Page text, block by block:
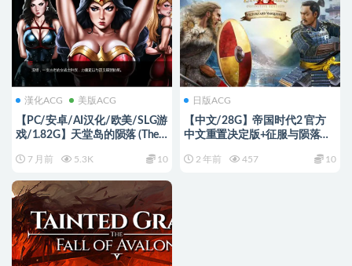
漢化ACG 美版ACG
【PC/安卓/AI汉化/欧美/SLG游
戏/1.82G】天堂岛的陨落 (The
版+PC+安卓+欧美SLG游戏
7 月前 5.3K 10
日版ACG
【中文/28G】帝国时代2 官方
中文重置决定版+征服与陨落
2 年前 457 10